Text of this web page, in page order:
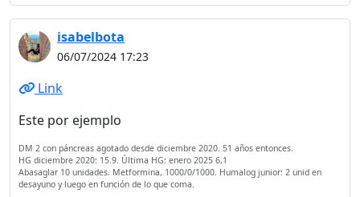
isabelbota
06/07/2024 17:23
Link
Este por ejemplo
DM 2 con páncreas agotado desde diciembre 2020. 51 años entonces.
HG diciembre 2020: 15.9. Última HG: enero 2025 6,1
Abasaglar 10 unidades. Metformina, 1000/0/1000. Humalog junior: 2 unid en
desayuno y luego en función de lo que coma.